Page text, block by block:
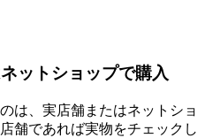
ットショップで購入
は、実店舗またはネットショ
舗であれば実物をチェックし